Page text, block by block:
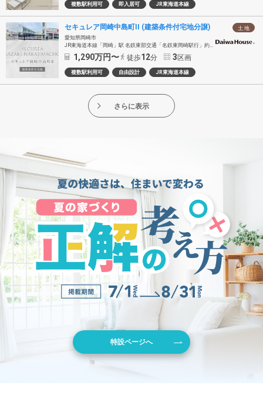
複数駅利用可 即入居可 JR東海道本線
土 地
セキュレア岡崎中島町II (建築条件付宅地分譲)
愛知県岡崎市
JR東海道本線「岡崎」駅 名鉄東部交通「名鉄東岡崎駅行」約13分 「長池公園前」バス停徒歩12分
1,290万円〜 徒歩12分 3区画
複数駅利用可 自由設計 JR東海道本線
さらに表示
特設ページへ